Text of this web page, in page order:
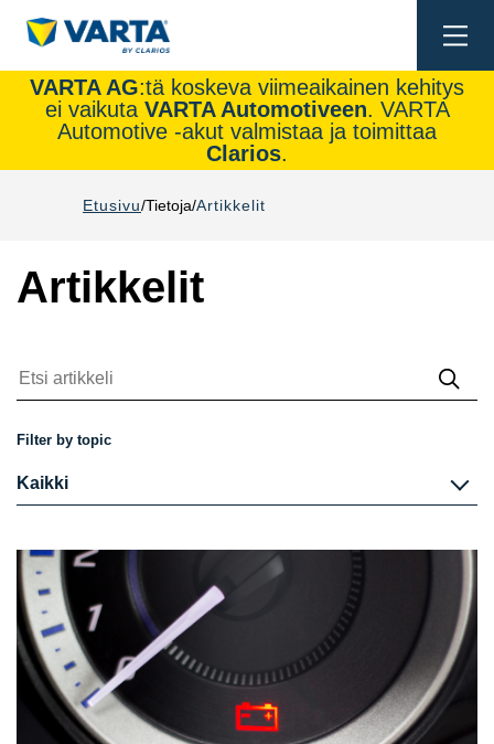
VARTA AG:tä koskeva viimeaikainen kehitys
ei vaikuta VARTA Automotiveen. VARTA
Automotive -akut valmistaa ja toimittaa
Clarios.
Etusivu Tietoja Artikkelit
Artikkelit
Etsi
Filter by topic
Kaikki
13
articles
found.